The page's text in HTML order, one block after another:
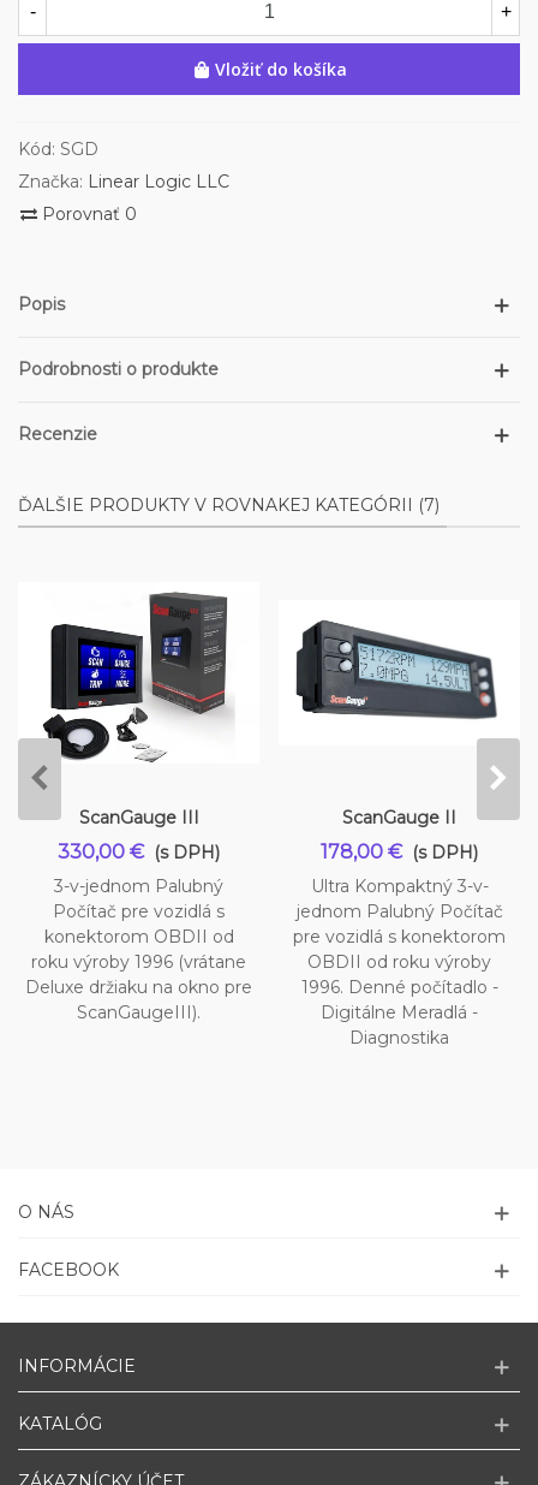
- +
Vložiť do košíka
Kód: SGD
Značka: Linear Logic LLC
Porovnať 0
Popis
Podrobnosti o produkte
Recenzie
ĎALŠIE PRODUKTY V ROVNAKEJ KATEGÓRII (7)
ScanGauge III
330,00 € (s DPH)
3-v-jednom Palubný
Počítač pre vozidlá s
konektorom OBDII od
roku výroby 1996 (vrátane
Deluxe držiaku na okno pre
ScanGaugeIII).
ScanGauge II
178,00 € (s DPH)
Ultra Kompaktný 3-v-
jednom Palubný Počítač
pre vozidlá s konektorom
OBDII od roku výroby
1996. Denné počítadlo -
Digitálne Meradlá -
Diagnostika
O NÁS
FACEBOOK
INFORMÁCIE
KATALÓG